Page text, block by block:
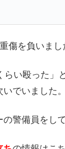
傷を負いまし
い殴った
でいました。
警備員をして